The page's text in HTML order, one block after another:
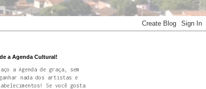
a Agenda Cultural!
a Agenda de graça, sem
ganhar nada dos artistas e
Se você gosta